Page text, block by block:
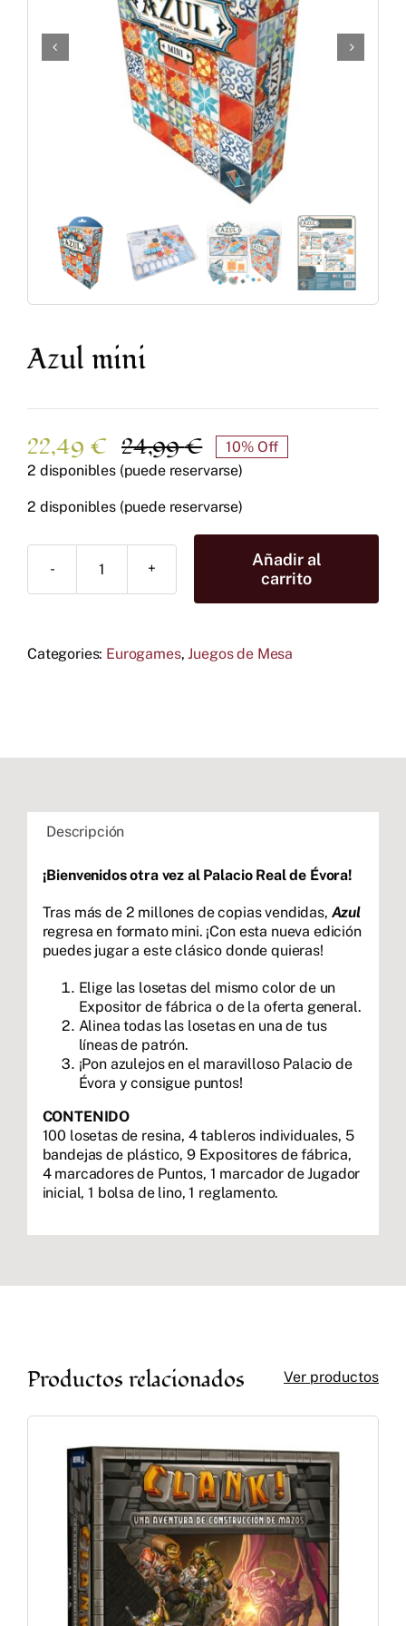
Accesorios y Hobby
Juegos de Mesa
Cartas Coleccionables
Azul mini
24,99€El
precio
original
era:
24,99 €.
22,49 €
El
precio
actual
es:
22,49 €.
10% Off
2 disponibles (puede reservarse)
2 disponibles (puede reservarse)
Azul
mini
Añadir al
carrito
Categories: Eurogames,Juegos de Mesa
Descripción
¡Bienvenidos otra vez al Palacio Real de Évora!
Tras más de 2 millones de copias vendidas, Azul
regresa en formato mini. ¡Con esta nueva edición
puedes jugar a este clásico donde quieras!
Elige las losetas del mismo color de un
Expositor de fábrica o de la oferta general.
Alinea todas las losetas en una de tus
líneas de patrón.
¡Pon azulejos en el maravilloso Palacio de
Évora y consigue puntos!
CONTENIDO
100 losetas de resina, 4 tableros individuales, 5
bandejas de plástico, 9 Expositores de fábrica,
4 marcadores de Puntos, 1 marcador de Jugador
inicial, 1 bolsa de lino, 1 reglamento.
Productos relacionados Ver productos